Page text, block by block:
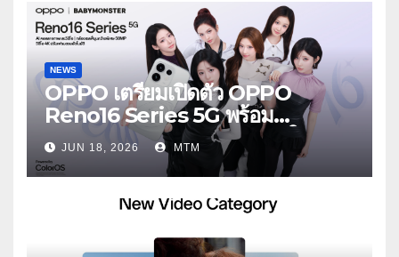
NEWS
OPPO เตรียมเปิดตัว OPPO
Reno16 Series 5G พร้อม
ประกาศ BABYMONSTER ใน
ฐานะ Reno Girls ชวนสัมผัส
ประสบการณ์ถ่ายภาพมุมกว้างพิเศษที่
อัปเกรดไปอีกขั้น กับ 4 สี 4 เทรนดี้
JUN 18, 2026 MTM